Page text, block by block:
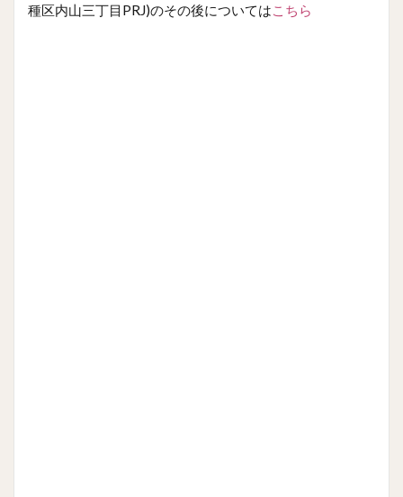
種区内山三丁目PRJ)のその後についてはこちら